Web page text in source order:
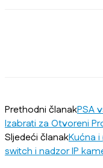
Prethodni članakPSA
Izabrati za Otvoreni
Sljedeći članakKućna
switch i nadzor IP